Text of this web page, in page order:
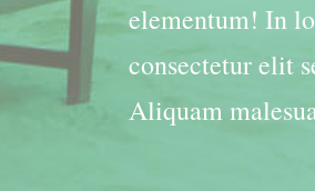
elementum! In
consectetur elit
Aliquam